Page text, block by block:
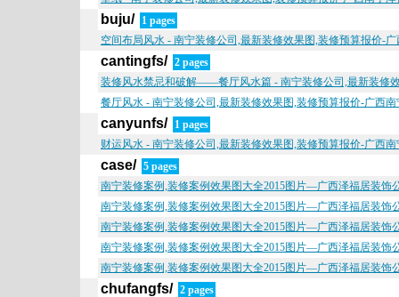
buju/ 1 pages
空间布局风水 - 南宁装修公司,最新装修效果图,装修预算报价-
cantingfs/ 2 pages
装修风水禁忌和破解——餐厅风水篇 - 南宁装修公司,最新装修
餐厅风水 - 南宁装修公司,最新装修效果图,装修预算报价-广西
canyunfs/ 1 pages
财运风水 - 南宁装修公司,最新装修效果图,装修预算报价-广西
case/ 5 pages
南宁装修案例,装修案例效果图大全2015图片—广西泽福居装饰
南宁装修案例,装修案例效果图大全2015图片—广西泽福居装饰
南宁装修案例,装修案例效果图大全2015图片—广西泽福居装饰
南宁装修案例,装修案例效果图大全2015图片—广西泽福居装饰
南宁装修案例,装修案例效果图大全2015图片—广西泽福居装饰
chufangfs/ 2 pages